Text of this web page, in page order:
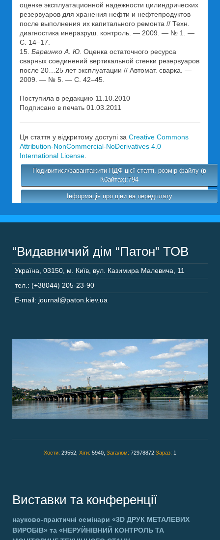
оценке эксплуатационной надежности цилиндрических
резервуаров для хранения нефти и нефтепродуктов
после выполнения их капитального ремонта // Техн.
диагностика инеразруш. контроль. — 2009. — № 1. —
С. 14–17.
15. Барвинко А. Ю. Оценка остаточного ресурса
сварных соединений вертикальной стенки резервуаров
после 20…25 лет эксплуатации // Автомат. сварка. —
2009. — № 5. — С. 42–45.
Поступила в редакцию 11.10.2010
Подписано в печать 01.03.2011
Ця стаття у відкритому доступі за Creative Commons
Attribution-NonCommercial-NoDerivatives 4.0
International License
Подивитися/завантажити ПДФ цієї статті, розмір файлу (в
Кбайтах):794
Інформація про ціни на передплату
“Видавничий дім “Патон” ТОВ
Україна 03150 м. Київ, вул. Казимира Малевича, 11
тел.: (+38044) 205-23-90
E-mail: journal@paton.kiev.ua
Хости: 29552, Хіти: 5940, Загалом: 72978872 Зараз: 1
Виставки та конференції
науково-практичні семінари «3D ДРУК МЕТАЛЕВИХ
ВИРОБІВ» та «НЕРУЙНІВНИЙ КОНТРОЛЬ ТА